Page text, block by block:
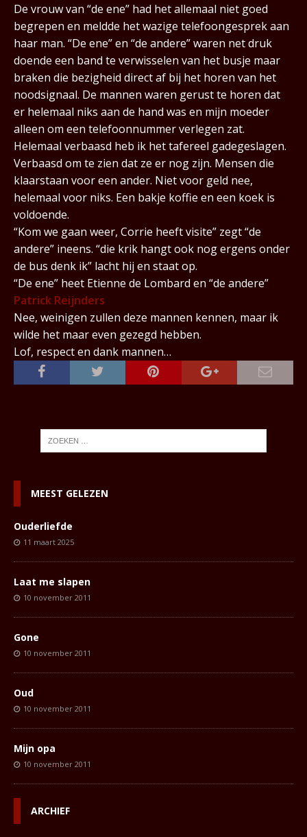
De vrouw van “de ene” had het allemaal niet goed
begrepen en meldde het wazige telefoongesprek aan
haar man. “De ene” en “de andere” waren net druk
doende een band te verwisselen van het busje maar
braken die bezigheid direct af bij het horen van het
noodsignaal. De mannen waren gerust te horen dat
er helemaal niks aan de hand was en mijn moeder
alleen om een telefoonnummer verlegen zat.
Helemaal verbaasd heb ik het tafereel gadegeslagen.
Verbaasd om te zien dat ze er nog zijn. Mensen die
klaarstaan voor een ander. Niet voor geld nee,
helemaal voor niks. Een bakje koffie en een koek is
voldoende.
“Kom we gaan weer, Corrie heeft visite” zegt “de
andere” ineens. “die krik hangt ook nog ergens onder
de bus denk ik” lacht hij en staat op.
“De ene” heet Etienne de Lombard en “de andere”
Patrick Reijnders
Nee, weinigen zullen deze mannen kennen, maar ik
wilde het maar even gezegd hebben.
Lof, respect en dank mannen…
MEEST GELEZEN
Ouderliefde
11 maart 2025
Laat me slapen
10 november 2011
Gone
10 november 2011
Oud
10 november 2011
Mijn opa
10 november 2011
ARCHIEF